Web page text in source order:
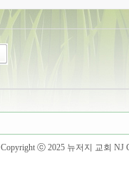
Copyright ⓒ 2025 뉴저지 교회 NJ